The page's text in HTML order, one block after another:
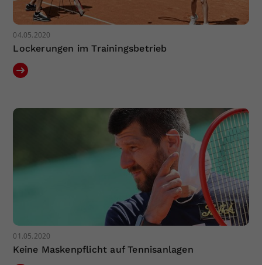
04.05.2020
Lockerungen im Trainingsbetrieb
01.05.2020
Keine Maskenpflicht auf Tennisanlagen